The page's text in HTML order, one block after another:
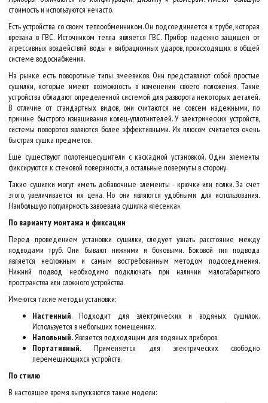
стоимость и используются нечасто.
Есть устройства со своим теплообменником. Он подсоединяется к трубе, которая
врезана в ГВС. Источником тепла является ГВС. Прибор надежно защищен от
агрессивных воздействий воды и вибрационных ударов, происходящих в общей
системе водоснабжения.
На рынке есть поворотные типы змеевиков. Они представляют собой простые
сушилки, которые имеют возможность в изменении своего положения. Такие
устройства обладают определенной системой для разворота некоторых деталей.
В отличие от стандартных видов, они считаются не совсем надежными, по
причине быстрого изнашивания колец-уплотнителей. У электрических устройств,
системы поворотов являются более эффективными. Их плюсом считается очень
быстрая сушка предметов.
Еще существуют полотенцесушители с каскадной установкой. Одни элементы
фиксируются к стеновой поверхности, а остальные повернуты в сторону.
Такие сушилки могут иметь добавочные элементы - крючки или полки. За счет
этого, увеличивается их цена. Но они являются удобными для использования.
Наибольшую популярность завоевала сушилка «лесенка».
По варианту монтажа и фиксации
Перед проведением установки сушилки, следует узнать расстояние между
подводами труб. Они бывают нижними и боковыми. Боковой тип подвода
является несложным и самым востребованным методом подсоединения.
Нижний подвод необходимо подключать при наличии малогабаритного
пространства или сложного устройства.
Имеются такие методы установки:
Настенный. Подходит для электрических и водяных сушилок.
Используется в небольших помещениях.
Напольный.Является подходящим для водяных приборов.
Портативный. Применяется для электрических свободно
перемещающихся устройств.
По стилю
В настоящее время выпускаются такие модели: